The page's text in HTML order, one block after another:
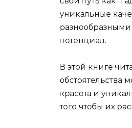
уникальные
потенциал.
В этой книге
обстоятельства
красота и
того чтобы их